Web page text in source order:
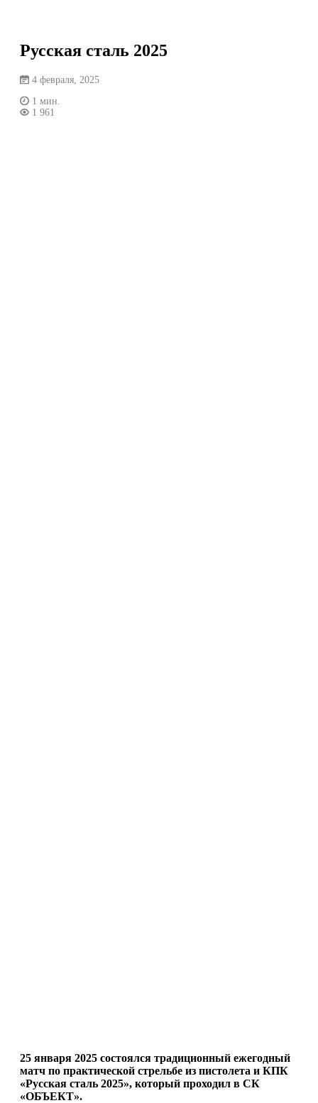
Русская сталь 2025
4 февраля, 2025
1 мин.
1 961
25 января 2025 состоялся традиционный ежегодный
матч по практической стрельбе из пистолета и КПК
«Русская сталь 2025», который проходил в СК
«ОБЪЕКТ».